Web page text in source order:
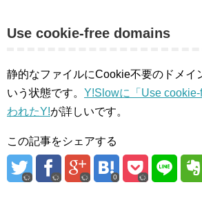
Use cookie-free domains
静的なファイルにCookie不要のドメイ
いう状態です。 Y!Slowに「Use
われたY!が詳しいです。
この記事をシェアする
0